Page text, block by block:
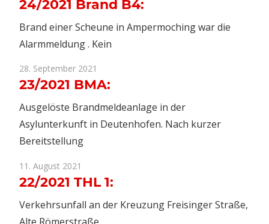
24/2021 Brand B4:
Brand einer Scheune in Ampermoching war die
Alarmmeldung . Kein
28. September 2021
23/2021 BMA:
Ausgelöste Brandmeldeanlage in der
Asylunterkunft in Deutenhofen. Nach kurzer
Bereitstellung
11. August 2021
22/2021 THL 1:
Verkehrsunfall an der Kreuzung Freisinger Straße,
Alte Römerstraße